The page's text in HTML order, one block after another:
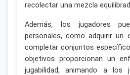
recolectar una mezcla
Además, los jugadores
personales, como adquirir
completar conjuntos
objetivos proporcionan un
jugabilidad, animando a los